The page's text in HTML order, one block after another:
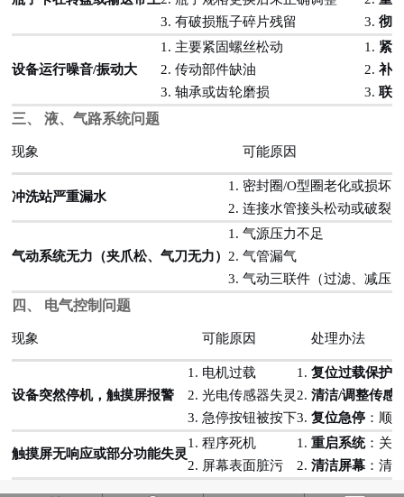
3. 有破损瓶子碎片残留
3.彻
设备运行噪音/振动大
1. 主要紧固螺丝松动
2. 传动部件缺油
3. 轴承或齿轮磨损
1. 紧
2.补
3.联
三、 液、气路系统问题
现象 可能原因
冲洗站严重漏水
1. 密封圈/O型圈老化或损坏
2. 连接水管接头松动或破裂
气动系统无力（夹爪松、气刀无力）
1. 气源压力不足
2. 气管漏气
3. 气动三联件（过滤、减压
四、 电气控制问题
现象 可能原因 处理办法
设备突然停机，触摸屏报警
1. 电机过载
2. 光电传感器失灵
3. 急停按钮被按下
1.复位过载保护
2.清洁/调整传感
3.复位急停 ：顺
触摸屏无响应或部分功能失灵
1. 程序死机
2. 屏幕表面脏污
1.重启系统：关
2.清洁屏幕 ：清